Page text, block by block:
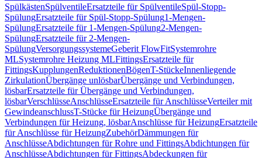
SpülkästenSpülventileErsatzteile für SpülventileSpül-Stopp-
SpülungErsatzteile für Spül-Stopp-Spülung1-Mengen-
SpülungErsatzteile für 1-Mengen-Spülung2-Mengen-
SpülungErsatzteile für 2-Mengen-
SpülungVersorgungssystemeGeberit FlowFitSystemrohre
MLSystemrohre Heizung MLFittingsErsatzteile für
FittingsKupplungenReduktionenBögenT-StückeInnenliegende
ZirkulationÜbergänge unlösbarÜbergänge und Verbindungen,
lösbarErsatzteile für Übergänge und Verbindungen,
lösbarVerschlüsseAnschlüsseErsatzteile für AnschlüsseVerteiler mit
GewindeanschlussT-Stücke für HeizungÜbergänge und
Verbindungen für Heizung, lösbarAnschlüsse für HeizungErsatzteile
für Anschlüsse für HeizungZubehörDämmungen für
AnschlüsseAbdichtungen für Rohre und FittingsAbdichtungen für
AnschlüsseAbdichtungen für FittingsAbdeckungen für